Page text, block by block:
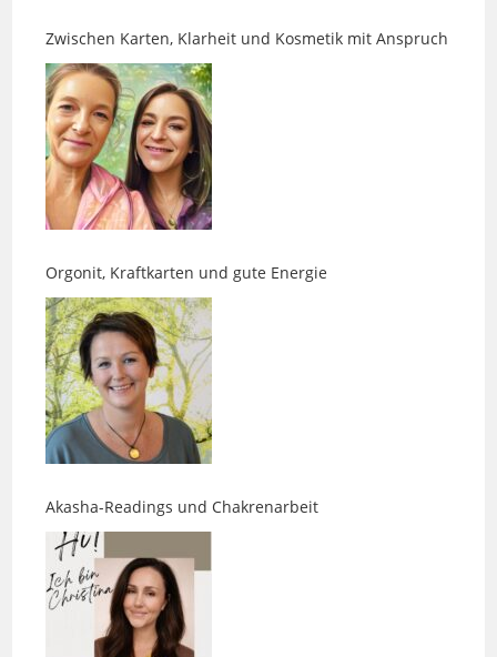
Orgonit, Kraftkarten und gute Energie
Akasha-Readings und Chakrenarbeit